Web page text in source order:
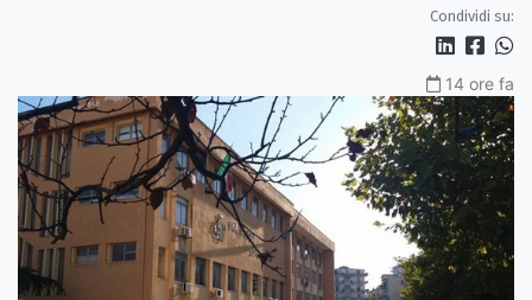
Condividi su:
14 ore fa